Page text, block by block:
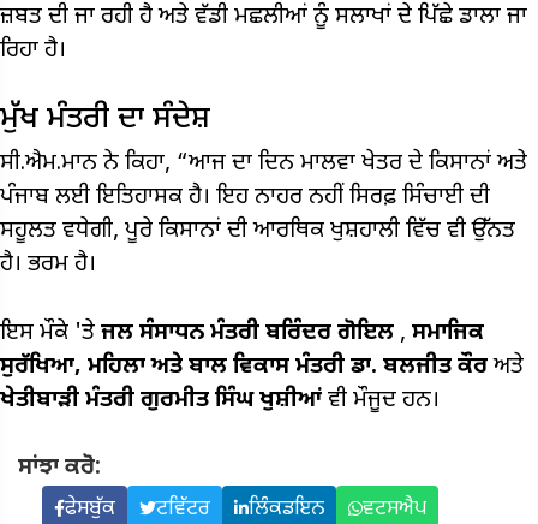
ਜ਼ਬਤ ਦੀ ਜਾ ਰਹੀ ਹੈ ਅਤੇ ਵੱਡੀ ਮਛਲੀਆਂ ਨੂੰ ਸਲਾਖਾਂ ਦੇ ਪਿੱਛੇ ਡਾਲਾ ਜਾ
ਰਿਹਾ ਹੈ।
ਮੁੱਖ ਮੰਤਰੀ ਦਾ ਸੰਦੇਸ਼
ਸੀ.ਐਮ.ਮਾਨ ਨੇ ਕਿਹਾ, “ਆਜ ਦਾ ਦਿਨ ਮਾਲਵਾ ਖੇਤਰ ਦੇ ਕਿਸਾਨਾਂ ਅਤੇ
ਪੰਜਾਬ ਲਈ ਇਤਿਹਾਸਕ ਹੈ। ਇਹ ਨਾਹਰ ਨਹੀਂ ਸਿਰਫ਼ ਸਿੰਚਾਈ ਦੀ
ਸਹੂਲਤ ਵਧੇਗੀ, ਪੂਰੇ ਕਿਸਾਨਾਂ ਦੀ ਆਰਥਿਕ ਖੁਸ਼ਹਾਲੀ ਵਿੱਚ ਵੀ ਉੱਨਤ
ਹੈ। ਭਰਮ ਹੈ।
ਇਸ ਮੌਕੇ 'ਤੇ ਜਲ ਸੰਸਾਧਨ ਮੰਤਰੀ ਬਰਿੰਦਰ ਗੋਇਲ , ਸਮਾਜਿਕ
ਸੁਰੱਖਿਆ, ਮਹਿਲਾ ਅਤੇ ਬਾਲ ਵਿਕਾਸ ਮੰਤਰੀ ਡਾ. ਬਲਜੀਤ ਕੌਰਅਤੇ
ਖੇਤੀਬਾੜੀ ਮੰਤਰੀ ਗੁਰਮੀਤ ਸਿੰਘ ਖੁਸ਼ੀਆਂ ਵੀ ਮੌਜੂਦ ਹਨ।
ਸਾਂਝਾ ਕਰੋ:
ਫੇਸਬੁੱਕ ਟਵਿੱਟਰ ਲਿੰਕਡਇਨ ਵਟਸਐਪ